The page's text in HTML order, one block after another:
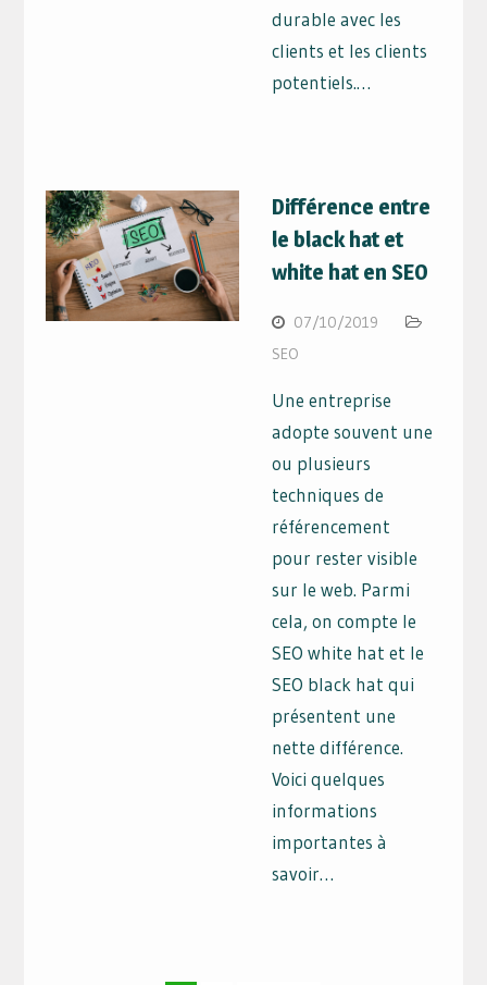
durable avec les
clients et les clients
potentiels.…
Différence entre
le black hat et
white hat en SEO
07/10/2019
SEO
Une entreprise
adopte souvent une
ou plusieurs
techniques de
référencement
pour rester visible
sur le web. Parmi
cela, on compte le
SEO white hat et le
SEO black hat qui
présentent une
nette différence.
Voici quelques
informations
importantes à
savoir…